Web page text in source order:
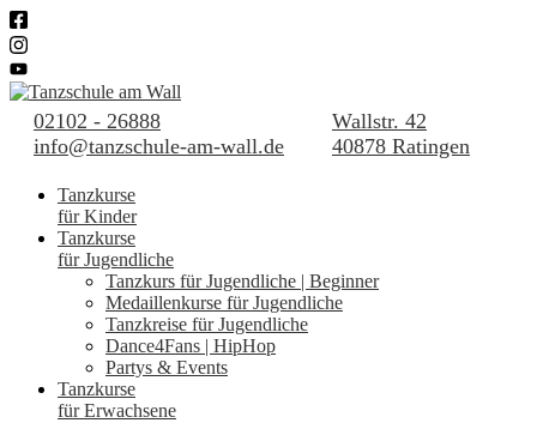
02102 - 26888
info@tanzschule-am-wall.de
Wallstr. 42
40878 Ratingen
Tanzkurse
für Kinder
Tanzkurse
für Jugendliche
Tanzkurs für Jugendliche | Beginner
Medaillenkurse für Jugendliche
Tanzkreise für Jugendliche
Dance4Fans | HipHop
Partys & Events
Tanzkurse
für Erwachsene